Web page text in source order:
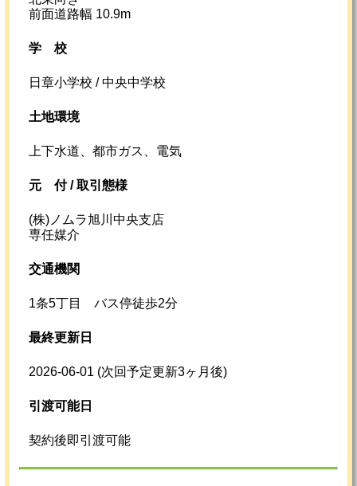
前面道路幅 10.9m
学校
日章小学校 / 中央中学校
土地環境
上下水道、都市ガス、電気
元 付 /取引態様
(株)ノムラ旭川中央支店
専任媒介
交通機関
1条5丁目 バス停徒歩2分
最終更新日
2026-06-01 (次回予定更新3ヶ月後)
引渡可能日
契約後即引渡可能